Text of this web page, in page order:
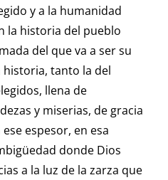
y a la humanidad
la historia del pueblo
del que va a ser su
historia, tanto la del
llena de
y miserias, de gracia
espesor, en esa
donde Dios
a la luz de la zarza que